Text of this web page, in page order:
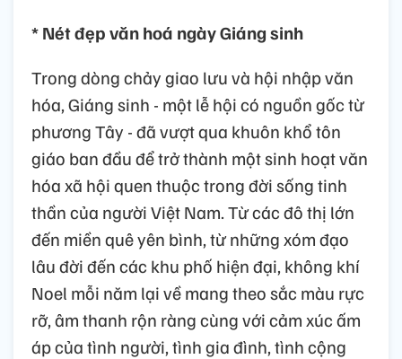
* Nét đẹp văn hoá ngày Giáng sinh
Trong dòng chảy giao lưu và hội nhập văn
hóa, Giáng sinh - một lễ hội có nguồn gốc từ
phương Tây - đã vượt qua khuôn khổ tôn
giáo ban đầu để trở thành một sinh hoạt văn
hóa xã hội quen thuộc trong đời sống tinh
thần của người Việt Nam. Từ các đô thị lớn
đến miền quê yên bình, từ những xóm đạo
lâu đời đến các khu phố hiện đại, không khí
Noel mỗi năm lại về mang theo sắc màu rực
rỡ, âm thanh rộn ràng cùng với cảm xúc ấm
áp của tình người, tình gia đình, tình cộng